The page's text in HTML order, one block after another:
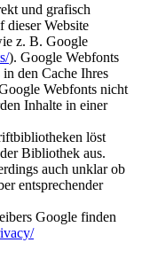
und grafisch
dieser Website
z. B. Google
). Google Webfonts
den Cache Ihres
Webfonts nicht
Inhalte in einer
löst
Bibliothek aus.
auch unklar ob
entsprechender
Google finden